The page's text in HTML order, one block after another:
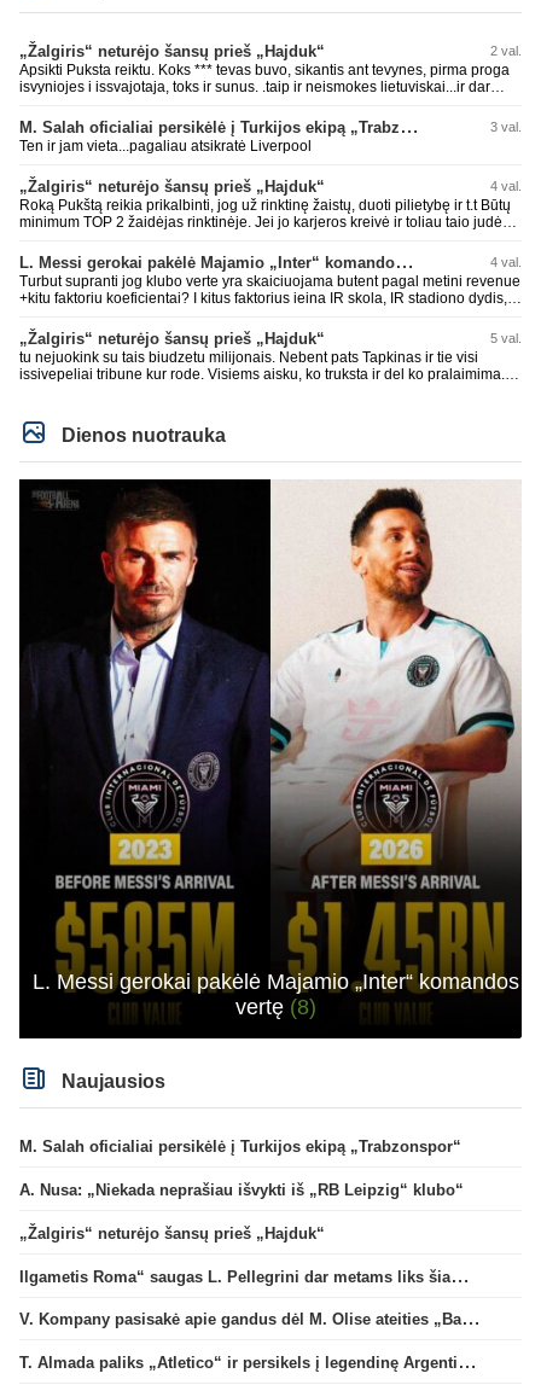
„Žalgiris“ neturėjo šansų prieš „Hajduk“ 2 val.
Apsikti Puksta reiktu. Koks *** tevas buvo, sikantis ant tevynes, pirma proga
isvyniojes i issvajotaja, toks ir sunus. .taip ir neismokes lietuviskai...ir dar
laurynas ikalbins
M. Salah oficialiai persikėlė į Turkijos ekipą „Trabzonspor“ 3 val.
Ten ir jam vieta...pagaliau atsikratė Liverpool
„Žalgiris“ neturėjo šansų prieš „Hajduk“ 4 val.
Roką Pukštą reikia prikalbinti, jog už rinktinę žaistų, duoti pilietybę ir t.t Būtų
minimum TOP 2 žaidėjas rinktinėje. Jei jo karjeros kreivė ir toliau taio judės,
L. Messi gerokai pakėlė Majamio „Inter“ komandos vertę 4 val.
Turbut supranti jog klubo verte yra skaiciuojama butent pagal metini revenue
+kitu faktoriu koeficientai? I kitus faktorius ieina IR skola, IR stadiono dydis,
puikiausiai sugeneravo rekordini 1.1B revenue, kas stipriai prisidejo prie
milzinisko klubo vertes suoli siemet. Be to, tie 200 pamineti cia yra visiskai
on-point, jeigu jau musu mylimas D. prasneko apie klubo vertes kelima, arba
CR atveju - numusima.
„Žalgiris“ neturėjo šansų prieš „Hajduk“ 5 val.
tu nejuokink su tais biudzetu milijonais. Nebent pats Tapkinas ir tie visi
issivepeliai tribune kur rode. Visiems aisku, ko truksta ir del ko pralaimima.
kasperunas nesusigaudys. Aciu, mercys, lauksim wilno grietineles
besivaipanciu itamet Konfu lygoje 20 tukst. stadione...jei makleriui tapinui
neatsibos sitas projektas
Dienos nuotrauka
L. Messi gerokai pakėlė Majamio „Inter“ komandos
vertę (8)
Naujausios
M. Salah oficialiai persikėlė į Turkijos ekipą „Trabzonspor“
A. Nusa: „Niekada neprašiau išvykti iš „RB Leipzig“ klubo“
„Žalgiris“ neturėjo šansų prieš „Hajduk“
Ilgametis Roma“ saugas L. Pellegrini dar metams liks šiame klube
V. Kompany pasisakė apie gandus dėl M. Olise ateities „Bayern“ gretose
T. Almada paliks „Atletico“ ir persikels į legendinę Argentinos ekipą